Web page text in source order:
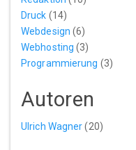
Druck (14)
Webdesign (6)
Webhosting (3)
Programmierung (3)
Autoren
Ulrich Wagner(20)